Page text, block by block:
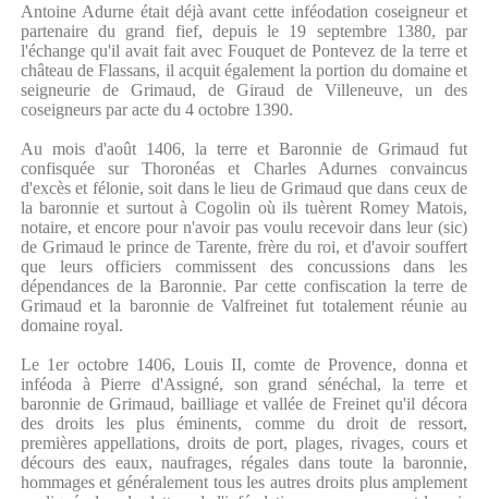
Antoine Adurne était déjà avant cette inféodation coseigneur et
partenaire du grand fief, depuis le 19 septembre 1380, par
l'échange qu'il avait fait avec Fouquet de Pontevez de la terre et
château de Flassans, il acquit également la portion du domaine et
seigneurie de Grimaud, de Giraud de Villeneuve, un des
coseigneurs par acte du 4 octobre 1390.
Au mois d'août 1406, la terre et Baronnie de Grimaud fut
confisquée sur Thoronéas et Charles Adurnes convaincus
d'excès et félonie, soit dans le lieu de Grimaud que dans ceux de
la baronnie et surtout à Cogolin où ils tuèrent Romey Matois,
notaire, et encore pour n'avoir pas voulu recevoir dans leur (sic)
de Grimaud le prince de Tarente, frère du roi, et d'avoir souffert
que leurs officiers commissent des concussions dans les
dépendances de la Baronnie. Par cette confiscation la terre de
Grimaud et la baronnie de Valfreinet fut totalement réunie au
domaine royal.
Le 1er octobre 1406, Louis II, comte de Provence, donna et
inféoda à Pierre d'Assigné, son grand sénéchal, la terre et
baronnie de Grimaud, bailliage et vallée de Freinet qu'il décora
des droits les plus éminents, comme du droit de ressort,
premières appellations, droits de port, plages, rivages, cours et
décours des eaux, naufrages, régales dans toute la baronnie,
hommages et généralement tous les autres droits plus amplement